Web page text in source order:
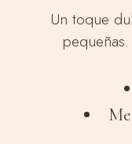
Un toque